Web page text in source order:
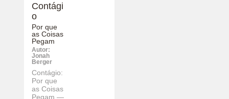
Contági
o
Por que
as Coisas
Pegam
Autor:
Jonah
Berger
Contágio:
Por que
as Coisas
Pegam —